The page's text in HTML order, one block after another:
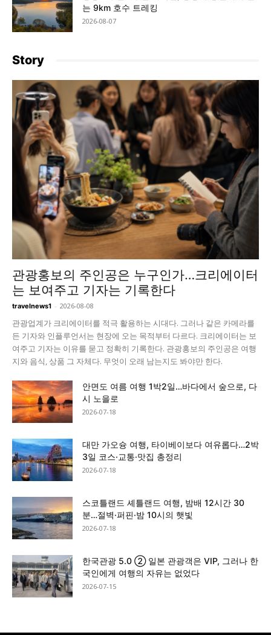
는 9km 호수 트레킹
2026-08-07
Story
관광홍보의 주인공은 누구인가…크리에이터
는 보여주고 기자는 기록한다
travelnews1 - 2026-08-08
관광업계가 크리에이터를 적극 활용하는 시대다. 그러나 같은 카메라를
든 기자와 인플루언서는 현장에 오는 목적부터 다르다. 크리에이터는 보
여주고 기자는 이유를 묻고 정확히 기록한다. 관광홍보의 주인공은 여행
지와 음식, 상품 그 자체다. 무엇이 오래 남는지도 봐야만 한다.
안면도 여름 여행 1박2일…바다에서 숲으로, 다
시 노을로
2026-07-18
대만 가오슝 여행, 타이베이보다 여유롭다…2박
3일 코스·교통·맛집 총정리
2026-07-18
스코틀랜드 셰틀랜드 여행, 밤배 12시간 30
분…절벽·퍼핀·밤 10시의 햇빛
2026-07-18
한국관광 5.0 ② 일본 관광객은 VIP, 그러나 한
국인에게 여행의 자유는 없었다
2026-07-15